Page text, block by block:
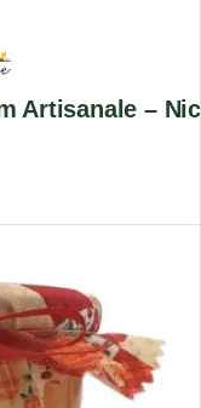
Artisanale –